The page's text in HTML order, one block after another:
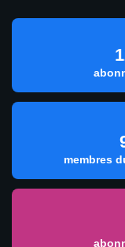
membres